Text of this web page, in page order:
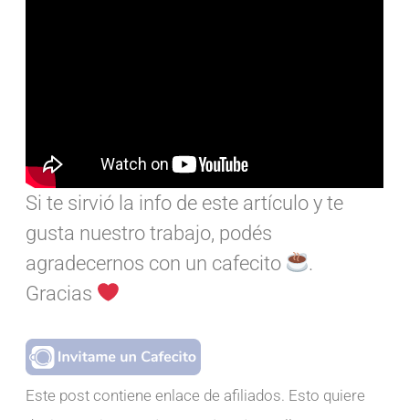
Si te sirvió la info de este artículo y te
gusta nuestro trabajo, podés
agradecernos con un cafecito
.
Gracias
Este post contiene enlace de afiliados. Esto quiere